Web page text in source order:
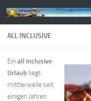
Zum Inhalt springen
ALL INCLUSIVE
Einall inclusive
Urlaub liegt
mittlerweile seit
einigen Jahren